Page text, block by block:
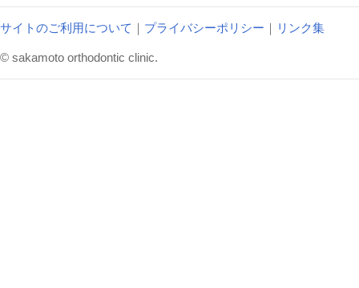
サイトのご利用について ｜ プライバシーポリシー ｜ リンク集
© sakamoto orthodontic clinic.